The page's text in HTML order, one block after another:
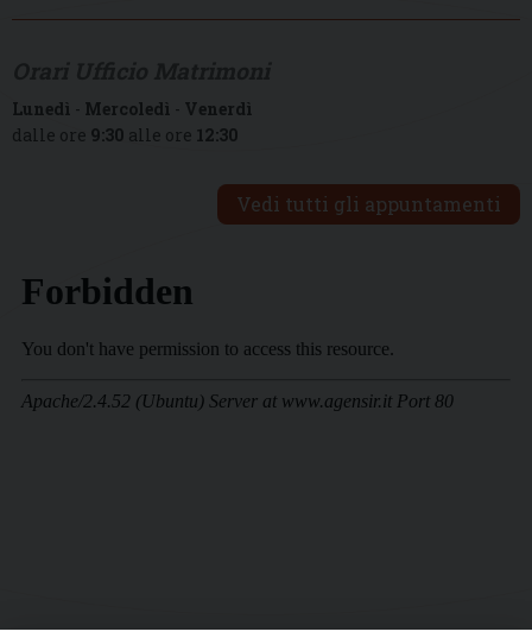
Lunedì - Mercoledì - Venerdì
dalle ore 9:30 alle ore 12:30
Vedi tutti gli appuntamenti